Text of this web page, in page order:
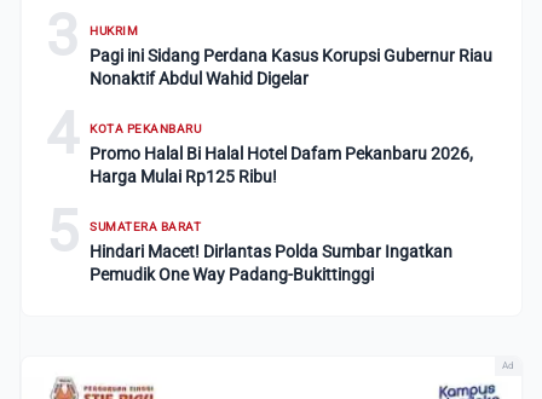
3 HUKRIM
Pagi ini Sidang Perdana Kasus Korupsi Gubernur Riau
Nonaktif Abdul Wahid Digelar
4 KOTA PEKANBARU
Promo Halal Bi Halal Hotel Dafam Pekanbaru 2026,
Harga Mulai Rp125 Ribu!
5 SUMATERA BARAT
Hindari Macet! Dirlantas Polda Sumbar Ingatkan
Pemudik One Way Padang-Bukittinggi
Ad